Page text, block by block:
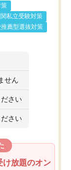
私立受験対策
薦型選抜対策
せん
さい
さい
け放題のオン